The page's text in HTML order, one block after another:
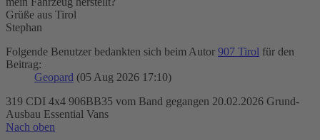
Grüße aus Tirol
Stephan
Folgende Benutzer bedankten sich beim Autor 907 Tirol für den
Beitrag:
Geopard (05 Aug 2026 17:10)
319 CDI 4x4 906BB35 vom Band gegangen 20.02.2026 Grund-
Ausbau Essential Vans
Nach oben